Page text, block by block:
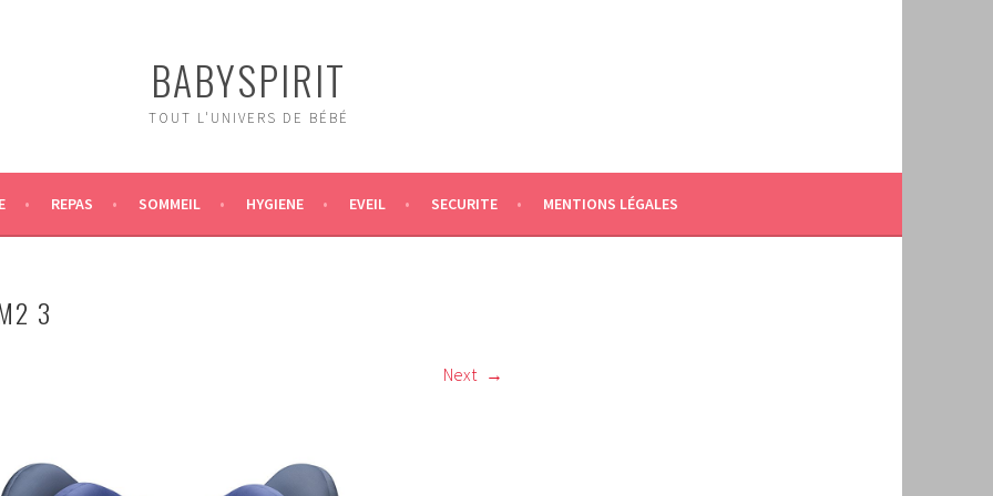
BABYSPIRIT
TOUT L'UNIVERS DE BÉBÉ
REPAS SOMMEIL HYGIENE EVEIL SECURITE MENTIONS LÉGALES
3
Next